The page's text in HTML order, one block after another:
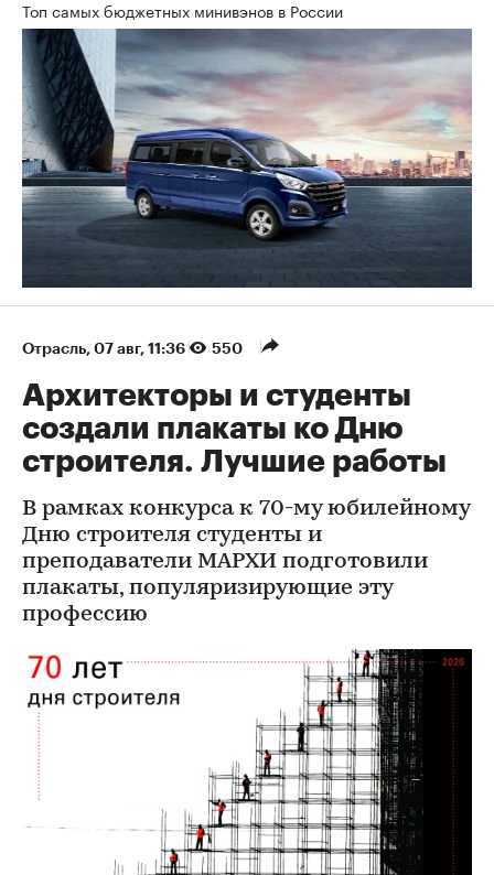
Топ самых бюджетных минивэнов в России
Отрасль 07 авг, 11:36 550
Архитекторы и студенты
создали плакаты ко Дню
строителя. Лучшие работы
В рамках конкурса к 70-му юбилейному
Дню строителя студенты и
преподаватели МАРХИ подготовили
плакаты, популяризирующие эту
профессию